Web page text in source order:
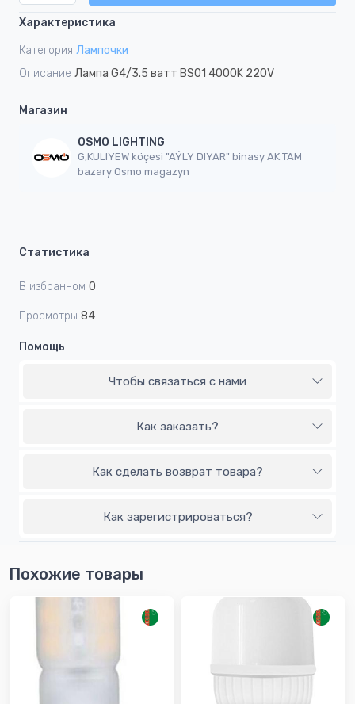
Характеристика
Категория Лампочки
Описание Лампа G4/3.5 ватт BS01 4000K 220V
Магазин
OSMO LIGHTING
G,KULIYEW köçesi "AÝLY DIYAR" binasy AK TAM
bazary Osmo magazyn
Статистика
В избранном 0
Просмотры 84
Помощь
Чтобы связаться с нами
Как заказать?
Как сделать возврат товара?
Как зарегистрироваться?
Похожие товары